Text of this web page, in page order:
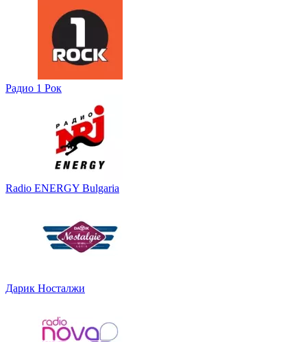
Радио 1 Рок
Radio ENERGY Bulgaria
Дарик Носталжи